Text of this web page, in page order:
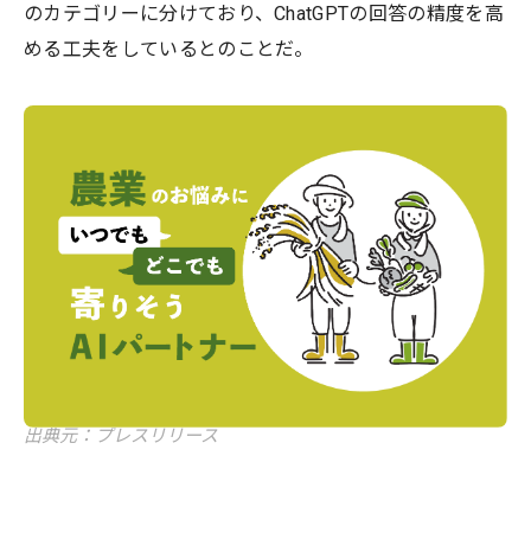
のカテゴリーに分けており、ChatGPTの回答の精度を高
める工夫をしているとのことだ。
出典元：プレスリリース